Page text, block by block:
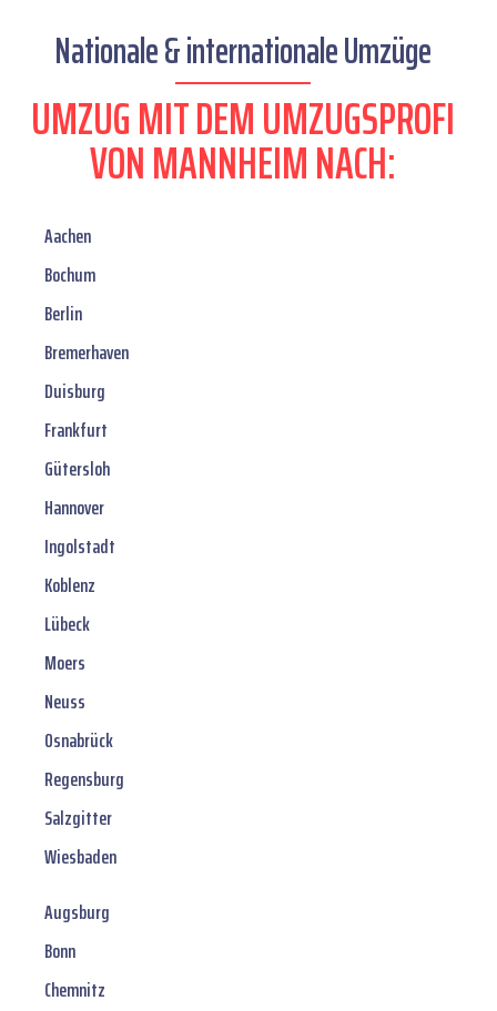
Nationale & internationale Umzüge
UMZUG MIT DEM UMZUGSPROFI
VON MANNHEIM NACH:
Aachen
Bochum
Berlin
Bremerhaven
Duisburg
Frankfurt
Gütersloh
Hannover
Ingolstadt
Koblenz
Lübeck
Moers
Neuss
Osnabrück
Regensburg
Salzgitter
Wiesbaden
Augsburg
Bonn
Chemnitz